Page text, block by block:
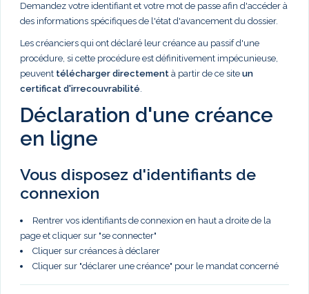
Demandez votre identifiant et votre mot de passe afin d'accéder à
des informations spécifiques de l'état d'avancement du dossier.
Les créanciers qui ont déclaré leur créance au passif d'une
procédure, si cette procédure est définitivement impécunieuse,
peuvent télécharger directement à partir de ce site un
certificat d'irrecouvrabilité.
Déclaration d'une créance
en ligne
Vous disposez d'identifiants de
connexion
Rentrer vos identifiants de connexion en haut a droite de la
page et cliquer sur "se connecter"
Cliquer sur créances à déclarer
Cliquer sur "déclarer une créance" pour le mandat concerné